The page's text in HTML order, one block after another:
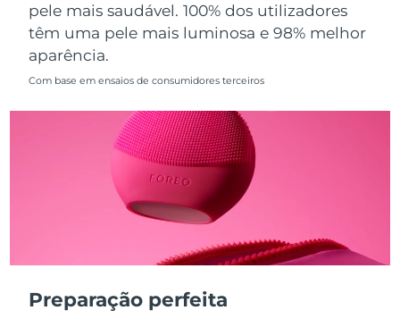
pele mais saudável. 100% dos utilizadores
têm uma pele mais luminosa e 98% melhor
aparência.
Com base em ensaios de consumidores terceiros
Preparação perfeita
Eslováquia Entrega prevista8/11/26
Eslovênia
Coreia do Sul Entrega prevista
Entrega prevista
Suíça Entrega prevista8/11/26
Taiwan